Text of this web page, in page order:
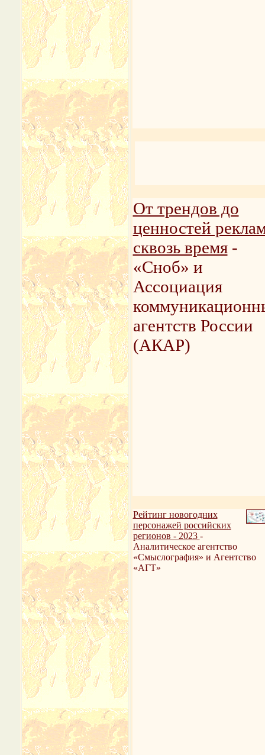
От трендов до
ценностей
сквозь время-
«Сноб» и
Ассоциация
агентств России
(АКАР)
Рейтинг новогодних
персонажей российских
регионов - 2023 -
Аналитическое агентство
«Смыслография» и Агентство
«АГТ»